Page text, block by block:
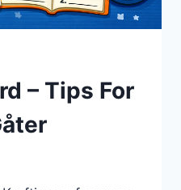
– Tips For